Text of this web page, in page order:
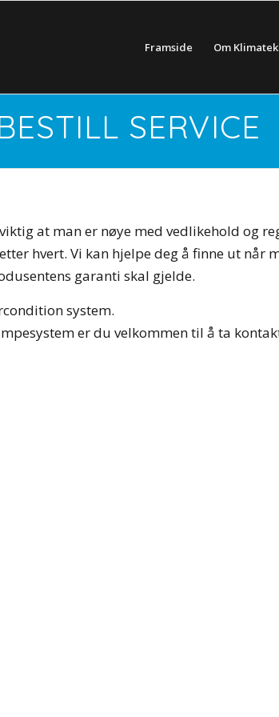
Framside Om
SERVICE
at man er nøye med vedlikehold og
hvert. Vi kan hjelpe deg å finne ut når
garanti skal gjelde.
system.
er du velkommen til å ta